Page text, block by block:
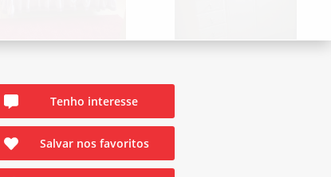
Tenho interesse
Salvar nos favoritos